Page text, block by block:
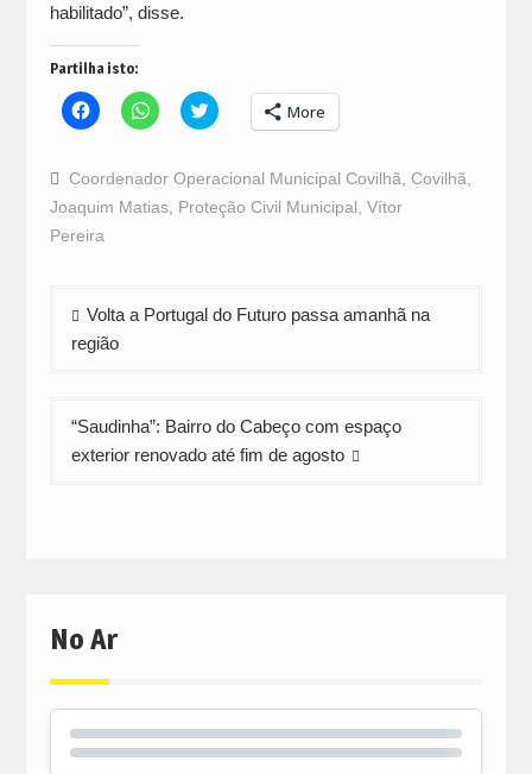
habilitado”, disse.
Partilha isto:
Click
to
Facebook
(Opens
in
new
window)
Click
to
WhatsApp
(Opens
new
Click
to
Twitter
(Opens
new
More
Coordenador Operacional Municipal Covilhã Covilhã
Joaquim Matias, Proteção Civil Municipal Vítor
Pereira
Navegação
de
Volta a Portugal do Futuro passa amanhã na
região
“Saudinha”: Bairro do Cabeço com espaço
exterior renovado até fim de agosto
No Ar